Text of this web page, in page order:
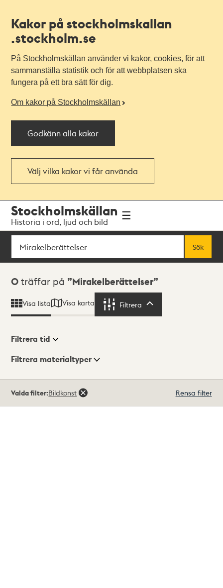
Kakor på stockholmskallan
.stockholm.se
På Stockholmskällan använder vi kakor, cookies, för att
sammanställa statistik och för att webbplatsen ska
fungera på ett bra sätt för dig.
Om kakor på Stockholmskällan
Godkänn alla kakor
Välj vilka kakor vi får använda
navigationen
huvudinnehållet
Stockholmskällan
Historia i ord, ljud och bild
Sök
Sök
Sökresultat
0 träffar på Mirakelberättelser
Visa lista Visa karta Filtrera
Visningsläge
Filtrera tid
Filtrera materialtyper
träffar
Valda filter:Bildkonst Rensa filter